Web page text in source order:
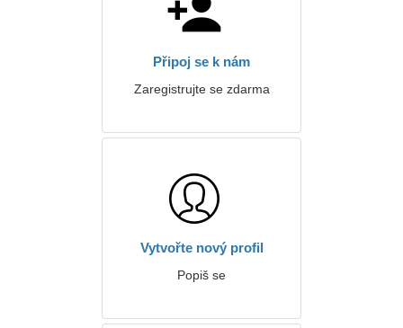
Připoj se k nám
Zaregistrujte se zdarma
Vytvořte nový profil
Popiš se